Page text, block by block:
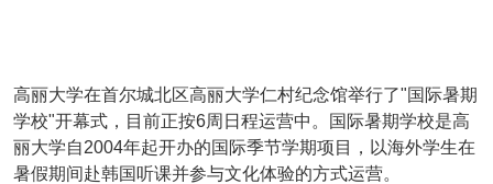
高丽大学在首尔城北区高丽大学仁村纪念馆举行了"国际暑期
学校"开幕式，目前正按6周日程运营中。国际暑期学校是高
丽大学自2004年起开办的国际季节学期项目，以海外学生在
暑假期间赴韩国听课并参与文化体验的方式运营。